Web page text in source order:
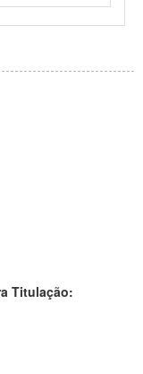
Titulação: